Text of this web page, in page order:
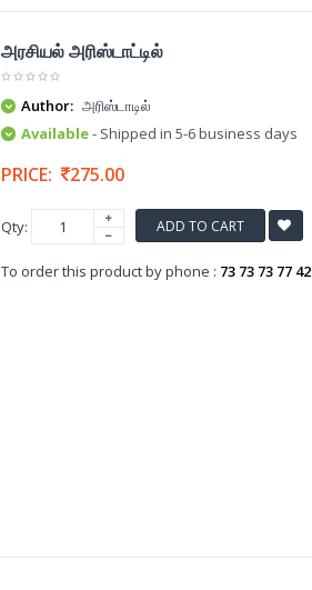
அரசியல் அரிஸ்டாட்டில்
Author: அரிஸ்டாடில்
Available- Shipped in 5-6 business days
PRICE: 275.00
Qty: ADD TO CART
To order this product by phone : 73 73 73 77 42